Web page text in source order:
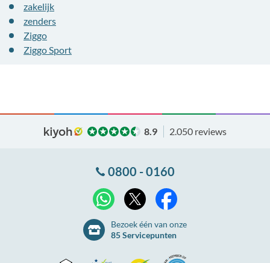
zakelijk
zenders
Ziggo
Ziggo Sport
8.9 2.050 reviews
0800 - 0160
WhatsApp
Bezoek één van onze
85 Servicepunten